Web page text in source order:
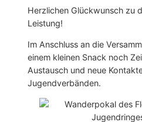
Herzlichen Glückwunsch zu
Leistung!
Im Anschluss an die
einem kleinen Snack noch
Austausch und neue
Jugendverbänden.